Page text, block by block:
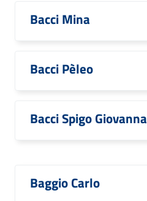
Bacci Mina
Bacci Pèleo
Bacci Spigo Giovanna
Baggio Carlo